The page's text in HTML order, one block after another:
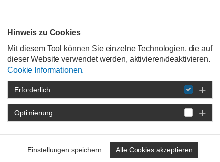
STARTSEITE DETAIL
Podcast Stadt | Land | Slam
Hinweis zu Cookies
Mit diesem Tool können Sie einzelne Technologien, die auf
dieser Website verwendet werden, aktivieren/deaktivieren.
Cookie Informationen.
Erforderlich
Optimierung
Einstellungen speichern Alle Cookies akzeptieren